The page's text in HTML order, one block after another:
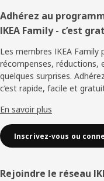
Pied
de
page
Adhérez au
IKEA Family - c’est
Les membres IKEA Family
récompenses, réductions,
quelques surprises.
c’est rapide, facile et
En savoir plus
Inscrivez-vous ou
Rejoindre le réseau